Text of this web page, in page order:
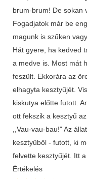
brum-brum! De sokan
Fogadjatok már be
magunk is szűken
Hát gyere, ha kedved
a medve is. Most mát
feszült. Ekkorára az
elhagyta kesztyűjét.
kiskutya előtte futott.
ott fekszik a kesztyű
,,Vau-vau-bau!" Az
kesztyűből - futott, ki
felvette kesztyűjét. Itt
Értékelés